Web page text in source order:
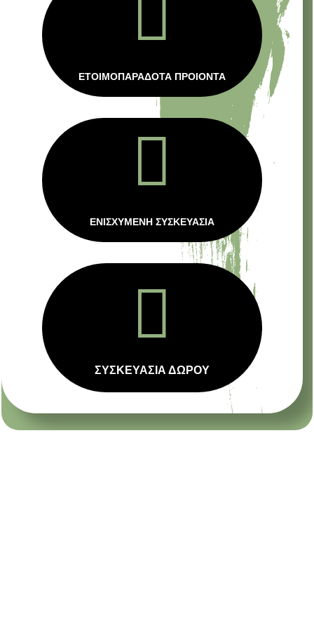

ΕΤΟΙΜΟΠΑΡΑΔΟΤΑ ΠΡΟΙΟΝΤΑ

ΕΝΙΣΧΥΜΕΝΗ ΣΥΣΚΕΥΑΣΙΑ

ΣΥΣΚΕΥΑΣΙΑ ΔΩΡΟΥ